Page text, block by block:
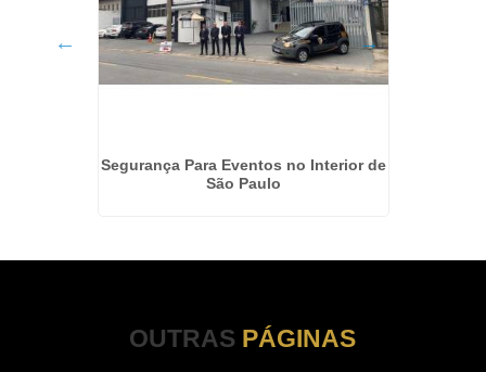
Segurança Para Eventos no Interior de
São Paulo
OUTRAS PÁGINAS